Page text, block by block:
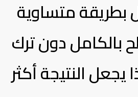
بطريقة متساوية
دون ترك
يجعل النتيجة أكثر